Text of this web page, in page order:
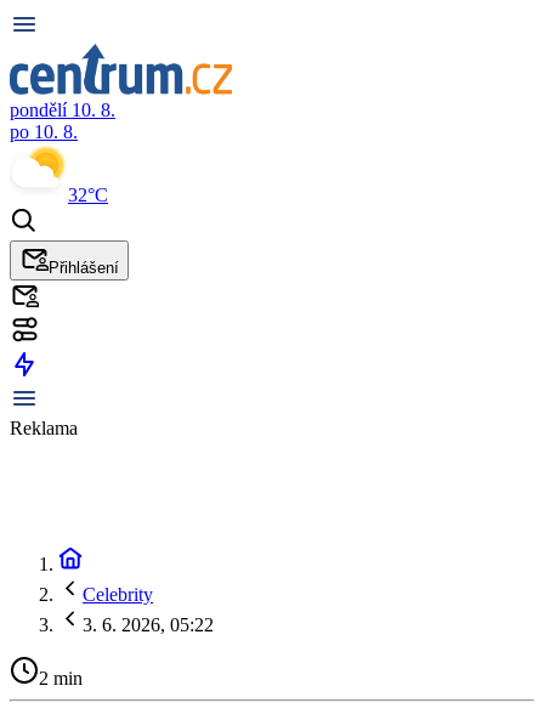
pondělí 10. 8.
po 10. 8.
32°C
Přihlášení
Reklama
Celebrity
3. 6. 2026, 05:22
2 min